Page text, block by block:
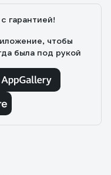
гарантией!
чтобы
была под рукой